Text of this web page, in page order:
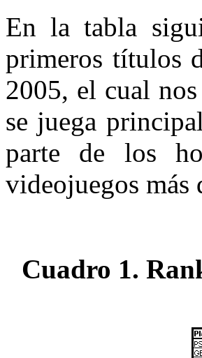
En la tabla
primeros títulos
2005, el cual
se juega
parte de los
videojuegos más
Cuadro 1.